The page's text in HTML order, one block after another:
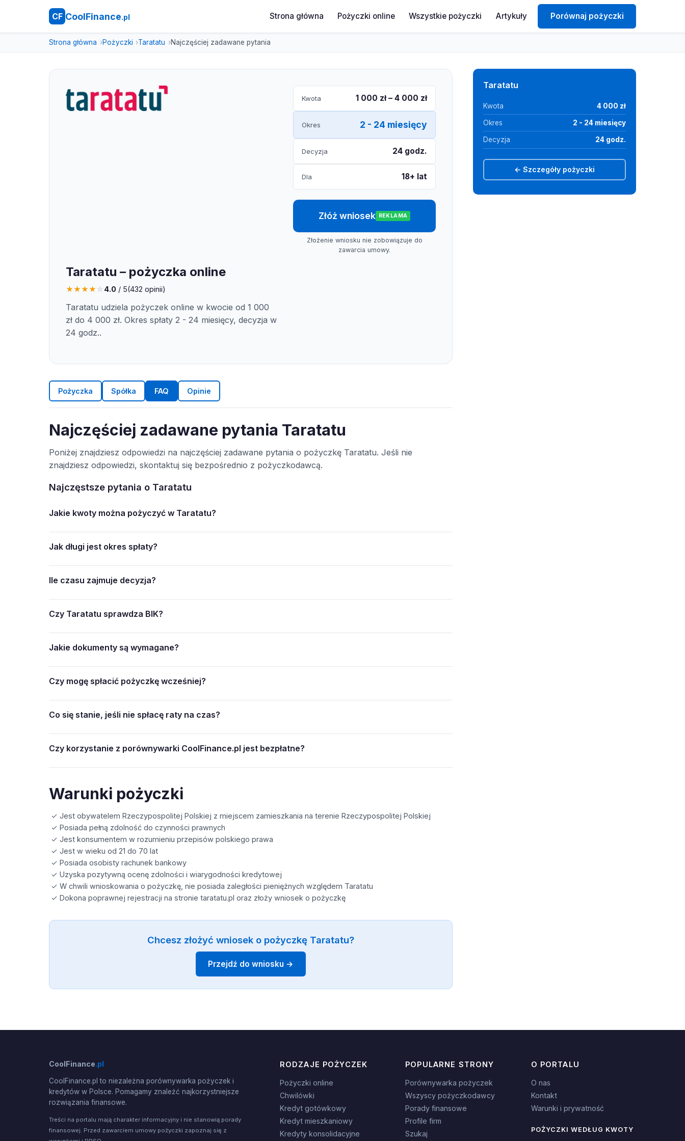
CF CoolFinance.pl Strona główna Pożyczki online Wszystkie pożyczki Artykuły Porównaj pożyczki
Strona główna Pożyczki Taratatu Najczęściej zadawane pytania
Taratatu – pożyczka online
★★★★☆4.0 / 5(432 opinii)
Taratatu udziela pożyczek online w kwocie od 1 000
zł do 4 000 zł. Okres spłaty 2 - 24 miesięcy, decyzja w
24 godz..
Kwota 1 000 zł – 4 000 zł
Okres 2 - 24 miesięcy
Decyzja 24 godz.
Dla 18+ lat
Złóż wniosek REKLAMA
Złożenie wniosku nie zobowiązuje do
zawarcia umowy.
Pożyczka Spółka FAQ Opinie
Najczęściej zadawane pytania Taratatu
Poniżej znajdziesz odpowiedzi na najczęściej zadawane pytania o pożyczkę Taratatu. Jeśli nie
znajdziesz odpowiedzi, skontaktuj się bezpośrednio z pożyczkodawcą.
Najczęstsze pytania o Taratatu
Jakie kwoty można pożyczyć w Taratatu?
Jak długi jest okres spłaty?
Ile czasu zajmuje decyzja?
Czy Taratatu sprawdza BIK?
Jakie dokumenty są wymagane?
Czy mogę spłacić pożyczkę wcześniej?
Co się stanie, jeśli nie spłacę raty na czas?
Czy korzystanie z porównywarki CoolFinance.pl jest bezpłatne?
Warunki pożyczki
✓ Jest obywatelem Rzeczypospolitej Polskiej z miejscem zamieszkania na terenie Rzeczypospolitej Polskiej
✓ Posiada pełną zdolność do czynności prawnych
✓ Jest konsumentem w rozumieniu przepisów polskiego prawa
✓ Jest w wieku od 21 do 70 lat
✓ Posiada osobisty rachunek bankowy
✓ Uzyska pozytywną ocenę zdolności i wiarygodności kredytowej
✓ W chwili wnioskowania o pożyczkę, nie posiada zaległości pieniężnych względem Taratatu
✓ Dokona poprawnej rejestracji na stronie taratatu.pl oraz złoży wniosek o pożyczkę
Chcesz złożyć wniosek o pożyczkę Taratatu?
Przejdź do wniosku →
Taratatu
Kwota 4 000 zł
Okres 2 - 24 miesięcy
Decyzja 24 godz.
← Szczegóły pożyczki
CoolFinance.pl
CoolFinance.pl to niezależna porównywarka pożyczek i
kredytów w Polsce. Pomagamy znaleźć najkorzystniejsze
rozwiązania finansowe.
Treści na portalu mają charakter informacyjny i nie stanowią porady
finansowej. Przed zawarciem umowy pożyczki zapoznaj się z
RODZAJE POŻYCZEK
Pożyczki online
Chwilówki
Kredyt gotówkowy
Kredyt mieszkaniowy
Kredyty konsolidacyjne
POPULARNE STRONY
Porównywarka pożyczek
Wszyscy pożyczkodawcy
Porady finansowe
Profile firm
Szukaj
O PORTALU
O nas
Kontakt
Warunki i prywatność
POŻYCZKI WEDŁUG KWOTY